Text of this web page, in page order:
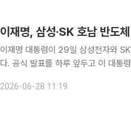
이재명, 삼성·SK 호남 반도
이재명 대통령이 29일 삼성전자와
다. 공식 발표를 하루 앞두고 이 대통령은 SNS에만 6건의 메시지를 쏟아냈다. "전무후무한 초대규
정치권 안팎에서는 이번 논쟁의 본질
2026-06-28 11:19